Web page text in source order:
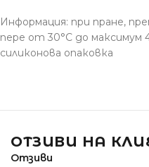
Информация: при пране,
пере от 30°С до максимум
силиконова опаковка
ОТЗИВИ НА
Отзиви